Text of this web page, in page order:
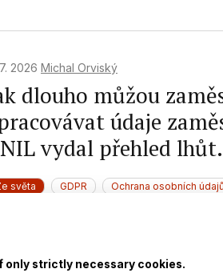
2026 Michal Orviský
dlouho můžou
údaje
vydal přehled lhůt.
světa GDPR
Ochrana osobních
strictly necessary cookies.